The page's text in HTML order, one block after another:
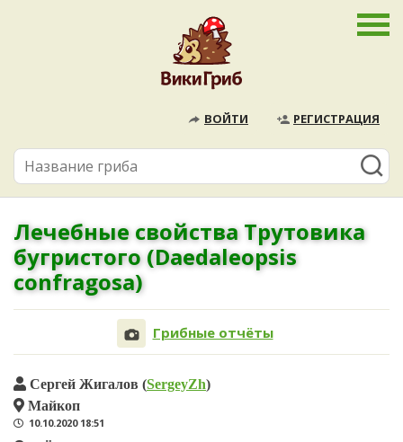
ВОЙТИ РЕГИСТРАЦИЯ
Лечебные свойства Трутовика
бугристого (Daedaleopsis
confragosa)
Грибные отчёты
Сергей Жигалов (SergeyZh)
Майкоп
10.10.2020 18:51